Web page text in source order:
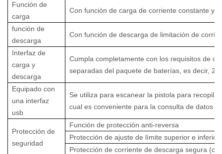
Función de
carga
Con función de carga de corriente constante y
función de
descarga
Con función de descarga de limitación de
Interfaz de
carga y
descarga
Cumpla completamente con los requisitos de
separadas del paquete de baterías, es decir, 2
Equipado con
una interfaz
usb
Se utiliza para escanear la pistola para
cual es conveniente para la consulta de datos
Protección de
seguridad
Función de protección anti-reversa
Protección de ajuste de límite superior e inferior
Protección de corriente de descarga segura